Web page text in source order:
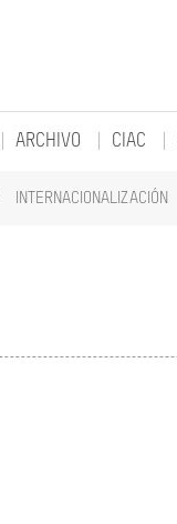
INTERNACIONALIZACIÓN
ARCHIVO CIAC